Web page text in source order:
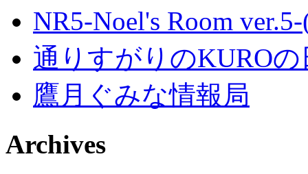
NR5-Noel's Room
通りすがりのKURO
鷹月ぐみな情報局
Archives